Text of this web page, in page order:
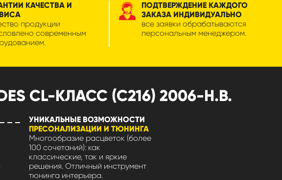
КАЧЕСТВА И
продукции
современным
ПОДТВЕРЖДЕНИЕ КАЖДОГО
ЗАКАЗА ИНДИВИДУАЛЬНО
все заявки обрабатываются
персональным менеджером.
CL-КЛАСС (C216) 2006-Н.В.
УНИКАЛЬНЫЕ ВОЗМОЖНОСТИ
ПРЕСОНАЛИЗАЦИИ И ТЮНИНГА
Многообразие расцветок (более
100 сочетаний): как
классические, так и яркие
решения. Отличный инструмент
тюнинга интерьера.